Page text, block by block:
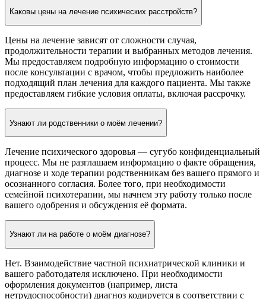
Каковы цены на лечение психических расстройств?
Цены на лечение зависят от сложности случая,
продолжительности терапии и выбранных методов лечения.
Мы предоставляем подробную информацию о стоимости
после консультации с врачом, чтобы предложить наиболее
подходящий план лечения для каждого пациента. Мы также
предоставляем гибкие условия оплаты, включая рассрочку.
Узнают ли родственники о моём лечении?
Лечение психического здоровья — сугубо конфиденциальный
процесс. Мы не разглашаем информацию о факте обращения,
диагнозе и ходе терапии родственникам без вашего прямого и
осознанного согласия. Более того, при необходимости
семейной психотерапии, мы начнем эту работу только после
вашего одобрения и обсуждения её формата.
Узнают ли на работе о моём диагнозе?
Нет. Взаимодействие частной психиатрической клиники и
вашего работодателя исключено. При необходимости
оформления документов (например, листа
нетрудоспособности) диагноз кодируется в соответствии с